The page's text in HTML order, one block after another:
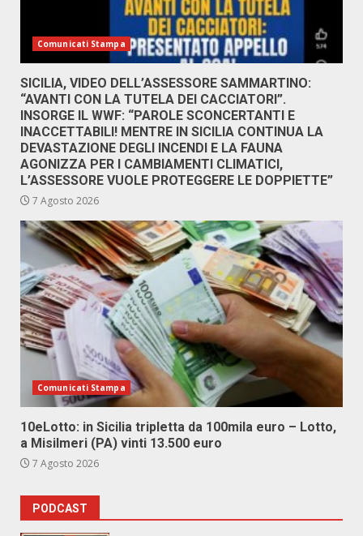
Comunicati Stampa
SICILIA, VIDEO DELL’ASSESSORE SAMMARTINO:
“AVANTI CON LA TUTELA DEI CACCIATORI”.
INSORGE IL WWF: “PAROLE SCONCERTANTI E
INACCETTABILI! MENTRE IN SICILIA CONTINUA LA
DEVASTAZIONE DEGLI INCENDI E LA FAUNA
AGONIZZA PER I CAMBIAMENTI CLIMATICI,
L’ASSESSORE VUOLE PROTEGGERE LE DOPPIETTE”
7 Agosto 2026
Comunicati Stampa
10eLotto: in Sicilia tripletta da 100mila euro – Lotto,
a Misilmeri (PA) vinti 13.500 euro
7 Agosto 2026
PODCAST